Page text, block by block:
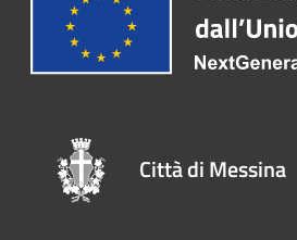
Città di Messina